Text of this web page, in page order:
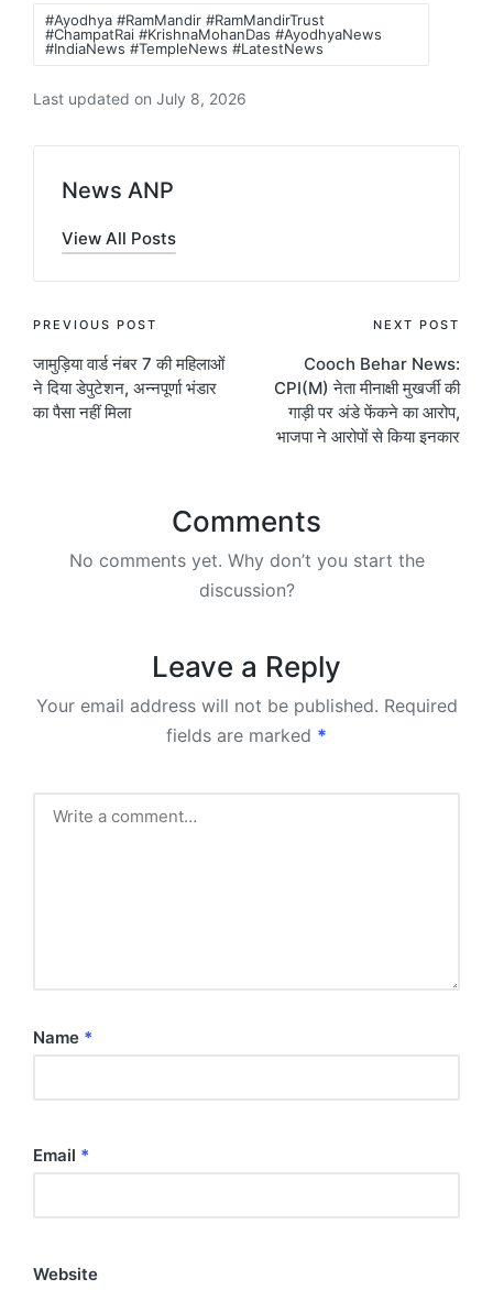
#Ayodhya #RamMandir #RamMandirTrust
#ChampatRai #KrishnaMohanDas #AyodhyaNews
#IndiaNews #TempleNews #LatestNews
Last updated on July 8, 2026
News ANP
View All Posts
Post
navigation
PREVIOUS POST
जामुड़िया वार्ड नंबर 7 की महिलाओं
ने दिया डेपुटेशन, अन्नपूर्णा भंडार
का पैसा नहीं मिला
NEXT POST
Cooch Behar News:
CPI(M) नेता मीनाक्षी मुखर्जी की
गाड़ी पर अंडे फेंकने का आरोप,
भाजपा ने आरोपों से किया इनकार
Comments
No comments yet. Why don’t you start the
discussion?
Leave a Reply
Your email address will not be published. Required
fields are marked *
Name *
Email *
Website